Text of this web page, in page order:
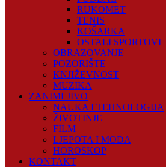
RUKOMET
TENIS
KOŠARKA
OSTALI SPORTOVI
OBRAZOVANJE
POZORIŠTE
KNJIŽEVNOST
MUZIKA
ZANIMLJIVO
NAUKA I TEHNOLOGIJA
ŽIVOTINJE
FILM
LJEPOTA I MODA
HOROSKOP
KONTAKT